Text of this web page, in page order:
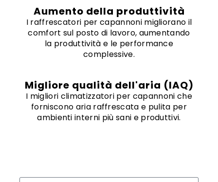
Aumento della produttività
I raffrescatori per capannoni migliorano il
comfort sul posto di lavoro, aumentando
la produttività e le performance
complessive.
Migliore qualità dell'aria (IAQ)
I migliori climatizzatori per capannoni che
forniscono aria raffrescata e pulita per
ambienti interni più sani e produttivi.